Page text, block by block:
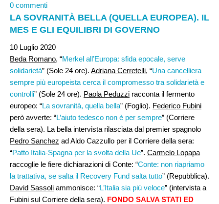
0 commenti
LA SOVRANITÀ BELLA (QUELLA EUROPEA). IL
MES E GLI EQUILIBRI DI GOVERNO
10 Luglio 2020
Beda Romano, “Merkel all’Europa: sfida epocale, serve
solidarietà” (Sole 24 ore). Adriana Cerretelli, “Una cancelliera
sempre più europeista cerca il compromesso tra solidarietà e
controlli” (Sole 24 ore). Paola Peduzzi racconta il fermento
europeo: “La sovranità, quella bella” (Foglio). Federico Fubini
però avverte: “L’aiuto tedesco non è per sempre” (Corriere
della sera). La bella intervista rilasciata dal premier spagnolo
Pedro Sanchez ad Aldo Cazzullo per il Corriere della sera:
“Patto Italia-Spagna per la svolta della Ue”. Carmelo Lopapa
raccoglie le fiere dichiarazioni di Conte: “Conte: non riapriamo
la trattativa, se salta il Recovery Fund salta tutto” (Repubblica).
David Sassoli ammonisce: “L’Italia sia più veloce” (intervista a
Fubini sul Corriere della sera). FONDO SALVA STATI ED